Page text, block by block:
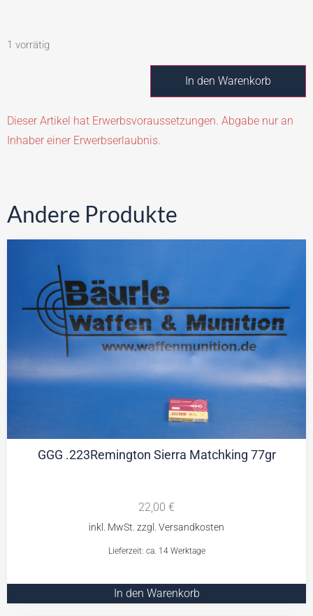
1 vorrätig
In den Warenkorb
Dieser Artikel hat Erwerbsvoraussetzungen. Abgabe nur an
Inhaber einer Erwerbserlaubnis.
Andere Produkte
GGG .223Remington Sierra Matchking 77gr
22,00 €
Lieferzeit: ca. 14 Werktage
In den Warenkorb